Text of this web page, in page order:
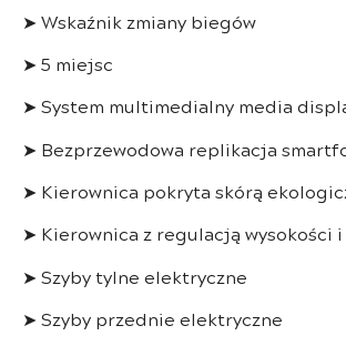
➤ Wskaźnik zmiany biegów
➤ 5 miejsc
➤ System multimedialny media
➤ Bezprzewodowa replikacja
➤ Kierownica pokryta skórą
➤ Kierownica z regulacją wysokości i
➤ Szyby tylne elektryczne
➤ Szyby przednie elektryczne